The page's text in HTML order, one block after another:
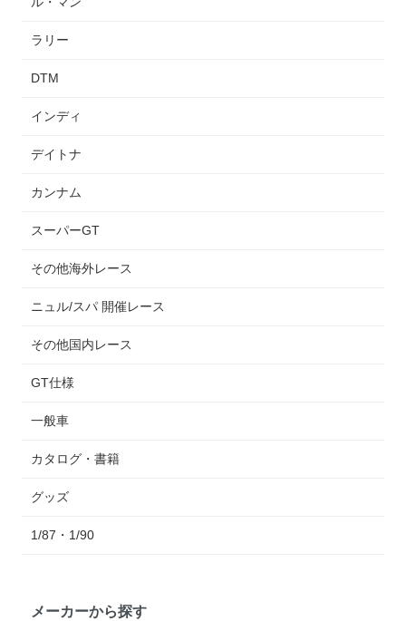
ラリー
DTM
インディ
デイトナ
カンナム
スーパーGT
その他海外レース
ニュル/スパ 開催レース
その他国内レース
GT仕様
一般車
カタログ・書籍
グッズ
1/87・1/90
メーカーから探す